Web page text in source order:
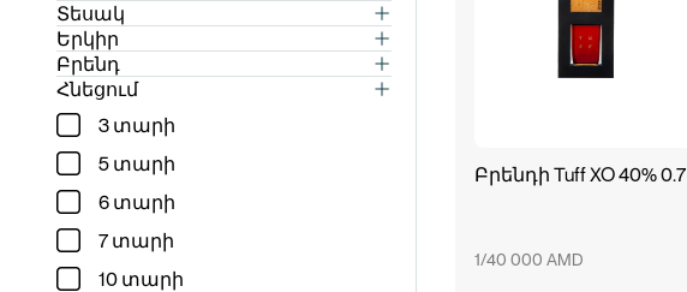
Տեսակ
Բրենդի
Կոնյակ
Երկիր
Իտալիա
Հայաստան
Ֆրանսիա
Բրենդ
Ararat
Proshyan
Tuff
Հնեցում
3 տարի
5 տարի
6 տարի
7 տարի
10 տարի
Բրենդի Tuff XO 40% 0.7
1/40 000 AMD